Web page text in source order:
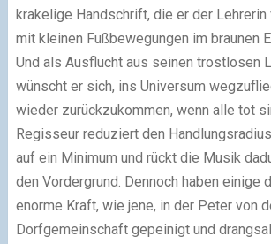
krakelige Handschrift, die er der Lehrerin
mit kleinen Fußbewegungen im braunen
Und als Ausflucht aus seinen trostlosen
wünscht er sich, ins Universum
wieder zurückzukommen, wenn alle tot
Regisseur reduziert den
auf ein Minimum und rückt die Musik
den Vordergrund. Dennoch haben einige
enorme Kraft, wie jene, in der Peter von
Dorfgemeinschaft gepeinigt und